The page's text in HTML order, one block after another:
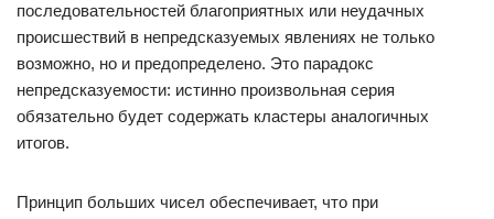
последовательностей благоприятных или неудачных
происшествий в непредсказуемых явлениях не только
возможно, но и предопределено. Это парадокс
непредсказуемости: истинно произвольная серия
обязательно будет содержать кластеры аналогичных
итогов.
Принцип больших чисел обеспечивает, что при